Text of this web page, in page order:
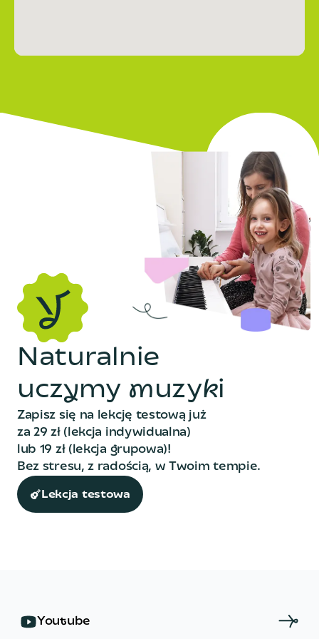
Naturalnie
uczymy muzyki
Zapisz się na lekcję testową już
za 29 zł (lekcja indywidualna)
lub 19 zł (lekcja grupowa)!
Bez stresu, z radością, w Twoim tempie.
Lekcja testowa
Youtube